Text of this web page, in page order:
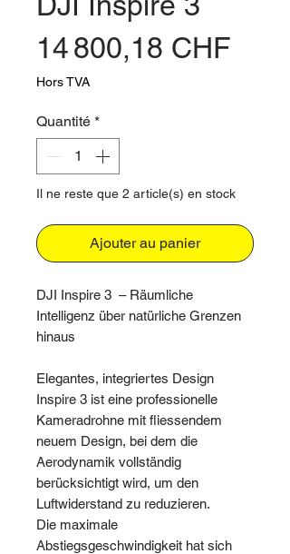
14 800,18 CHF
Hors TVA
Quantité *
Il ne reste que 2 article(s) en stock
Ajouter au panier
DJI Inspire 3 – Räumliche
Intelligenz über natürliche Grenzen
hinaus
Elegantes, integriertes Design
Inspire 3 ist eine professionelle
Kameradrohne mit fliessendem
neuem Design, bei dem die
Aerodynamik vollständig
berücksichtigt wird, um den
Luftwiderstand zu reduzieren.
Die maximale
Abstiegsgeschwindigkeit hat sich